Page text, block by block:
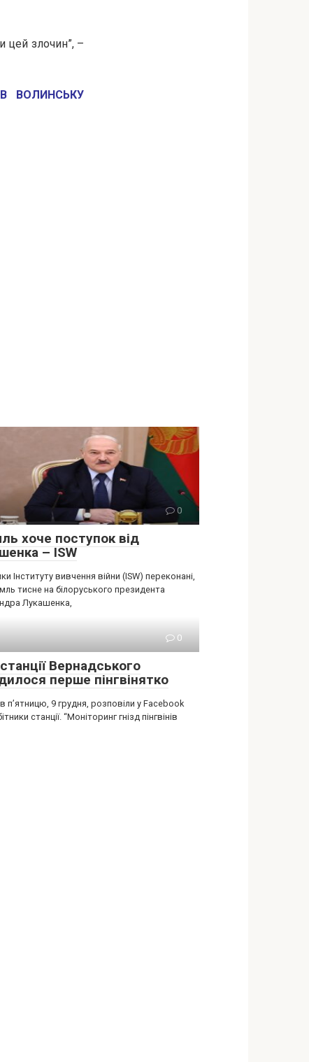
цей злочин”, –
ВОЛИНСЬКУ
0
хоче поступок від
– ISW
Інституту вивчення війни (ISW) переконані,
тисне на білоруського президента
Лукашенка,
0
Вернадського
перше пінгвінятко
п’ятницю, 9 грудня, розповіли у Facebook
станції. “Моніторинг гнізд пінгвінів